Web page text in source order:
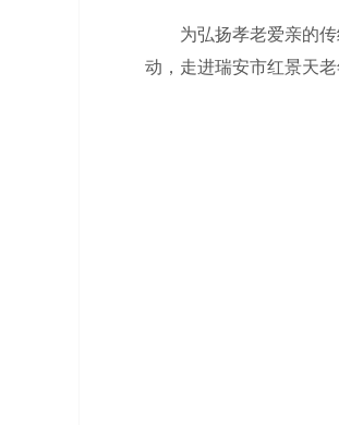
为弘扬孝老爱亲的传
动，走进瑞安市红景天